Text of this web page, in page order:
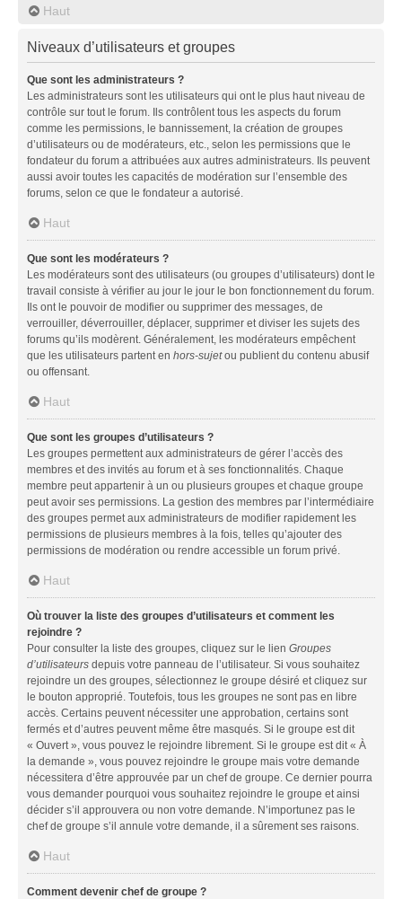
Haut
Niveaux d’utilisateurs et groupes
Que sont les administrateurs ?
Les administrateurs sont les utilisateurs qui ont le plus haut niveau de
contrôle sur tout le forum. Ils contrôlent tous les aspects du forum
comme les permissions, le bannissement, la création de groupes
d’utilisateurs ou de modérateurs, etc., selon les permissions que le
fondateur du forum a attribuées aux autres administrateurs. Ils peuvent
aussi avoir toutes les capacités de modération sur l’ensemble des
forums, selon ce que le fondateur a autorisé.
Haut
Que sont les modérateurs ?
Les modérateurs sont des utilisateurs (ou groupes d’utilisateurs) dont le
travail consiste à vérifier au jour le jour le bon fonctionnement du forum.
Ils ont le pouvoir de modifier ou supprimer des messages, de
verrouiller, déverrouiller, déplacer, supprimer et diviser les sujets des
forums qu’ils modèrent. Généralement, les modérateurs empêchent
que les utilisateurs partent en hors-sujetou publient du contenu abusif
ou offensant.
Haut
Que sont les groupes d’utilisateurs ?
Les groupes permettent aux administrateurs de gérer l’accès des
membres et des invités au forum et à ses fonctionnalités. Chaque
membre peut appartenir à un ou plusieurs groupes et chaque groupe
peut avoir ses permissions. La gestion des membres par l’intermédiaire
des groupes permet aux administrateurs de modifier rapidement les
permissions de plusieurs membres à la fois, telles qu’ajouter des
permissions de modération ou rendre accessible un forum privé.
Haut
Où trouver la liste des groupes d’utilisateurs et comment les
rejoindre ?
Pour consulter la liste des groupes, cliquez sur le lien Groupes
d’utilisateurs depuis votre panneau de l’utilisateur. Si vous souhaitez
rejoindre un des groupes, sélectionnez le groupe désiré et cliquez sur
le bouton approprié. Toutefois, tous les groupes ne sont pas en libre
accès. Certains peuvent nécessiter une approbation, certains sont
fermés et d’autres peuvent même être masqués. Si le groupe est dit
« Ouvert », vous pouvez le rejoindre librement. Si le groupe est dit « À
la demande », vous pouvez rejoindre le groupe mais votre demande
nécessitera d’être approuvée par un chef de groupe. Ce dernier pourra
vous demander pourquoi vous souhaitez rejoindre le groupe et ainsi
décider s’il approuvera ou non votre demande. N’importunez pas le
chef de groupe s’il annule votre demande, il a sûrement ses raisons.
Haut
Comment devenir chef de groupe ?